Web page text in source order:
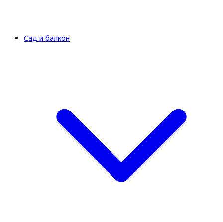
Сад и балкон